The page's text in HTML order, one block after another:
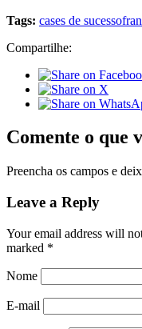
Tags: cases de sucesso
Compartilhe:
Comente o que
Preencha os campos e
Leave a Reply
Your email address will
marked *
Nome
E-mail